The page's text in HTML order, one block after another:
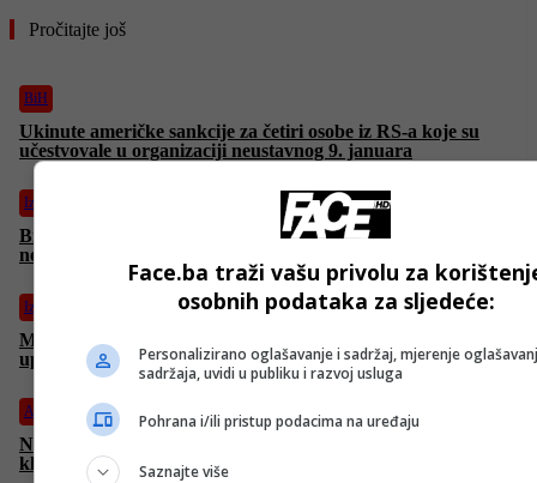
Pročitajte još
BiH
Ukinute američke sankcije za četiri osobe iz RS-a koje su
učestvovale u organizaciji neustavnog 9. januara
Izdvojeno
Bivši savjetnik Bijele kuće John Bolton optužen za špijunažu i
nezakonito čuvanje tajnih dokumenata
Izdvojeno
Mađarska odbacila plan EU o zabrani ruske energije: Szijjártó
upozorava na ugroženu energetsku sigurnost
Auto
Nova istraživanja pokazuju da hibridi zagađuju gotovo kao
klasični automobili
Face.ba traži vašu privolu za
osobnih podataka za sljedeće:
Personalizirano oglašavanje i sadržaj, mjerenje
sadržaja, uvidi u publiku i razvoj usluga
Pohrana i/ili pristup podacima na uređaju
Saznajte više